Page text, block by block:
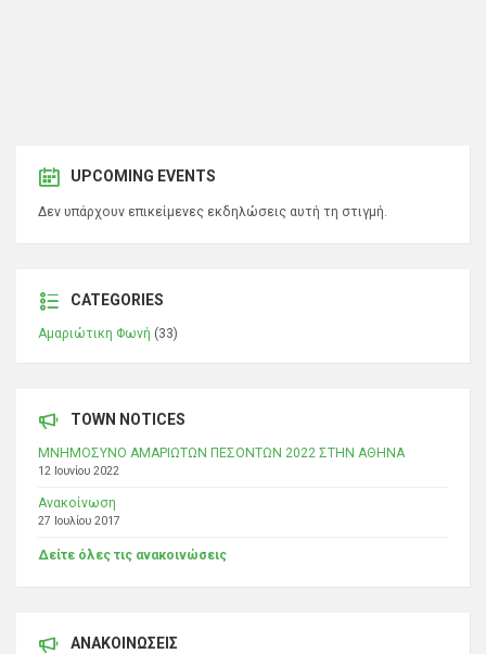
UPCOMING EVENTS
Δεν υπάρχουν επικείμενες εκδηλώσεις αυτή τη στιγμή.
CATEGORIES
Αμαριώτικη Φωνή (33)
TOWN NOTICES
ΜΝΗΜΟΣΥΝΟ ΑΜΑΡΙΩΤΩΝ ΠΕΣΟΝΤΩΝ 2022 ΣΤΗΝ ΑΘΗΝΑ
12 Ιουνίου 2022
Ανακοίνωση
27 Ιουλίου 2017
Δείτε όλες τις ανακοινώσεις
ΑΝΑΚΟΙΝΩΣΕΙΣ